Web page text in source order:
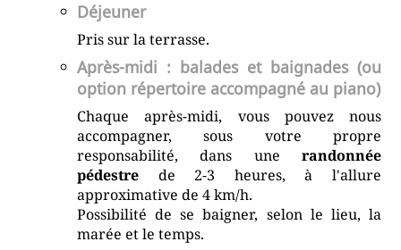
Déjeuner
Pris sur la terrasse.
Après-midi : balades et baignades (ou
option répertoire accompagné au piano)
Chaque après-midi, vous pouvez nous
accompagner, sous votre propre
responsabilité, dans une randonnée
pédestre de 2-3 heures, à l'allure
approximative de 4 km/h.
Possibilité de se baigner, selon le lieu, la
marée et le temps.